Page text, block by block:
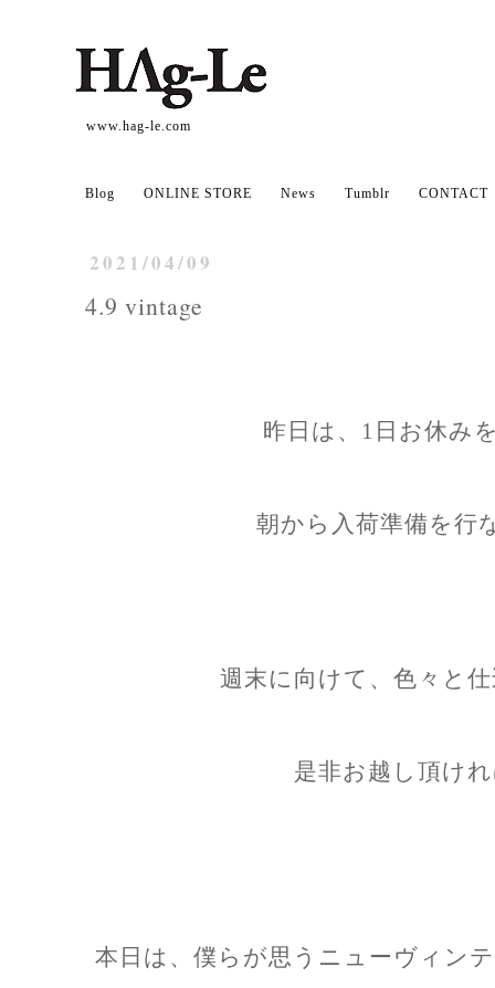
www.hag-le.com
Blog ONLINE STORE News Tumblr CONTACT
2021/04/09
4.9 vintage
昨日は、1日お休み
朝から入荷準備を行
週末に向けて、色々と
是非お越し頂け
本日は、僕らが思うニューヴィン